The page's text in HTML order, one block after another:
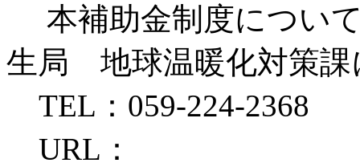
本補助金制度につい
生局 地球温暖化対策課
TEL：059-224-2368
URL：